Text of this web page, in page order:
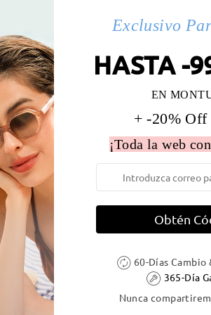
(Medio) Diametro de lentes: 48 mm
Material de la montura:
DELIVERY
Exclusivo
HASTA -
EN
+ -20% Off
¡Toda la web
Obtén
60-Días Cambio
365-Día
Nunca